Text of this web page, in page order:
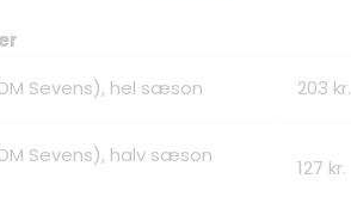
Sevens), hel sæson
203 kr.
Sevens), halv sæson
127 kr.